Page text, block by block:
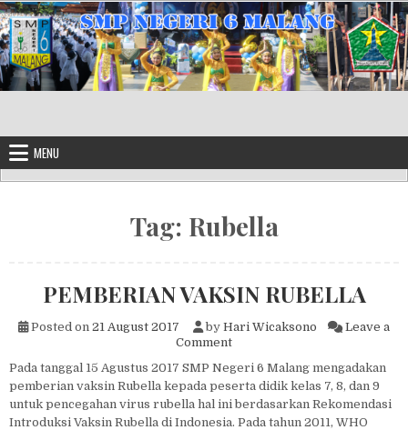
Skip to content
MENU
Tag: Rubella
PEMBERIAN VAKSIN RUBELLA
Posted on 21 August 2017 by Hari Wicaksono
Leave a
Commenton PEMBERIAN VAKSIN
Pada tanggal 15 Agustus 2017 SMP Negeri 6 Malang mengadakan
pemberian vaksin Rubella kepada peserta didik kelas 7, 8, dan 9
untuk pencegahan virus rubella hal ini berdasarkan Rekomendasi
Introduksi Vaksin Rubella di Indonesia. Pada tahun 2011, WHO